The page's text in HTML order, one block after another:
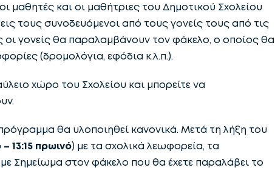
μαθητές και οι μαθήτριες του Δημοτικού Σχολείου
τους συνοδευόμενοι από τους γονείς τους από τις
οι γονείς θα παραλαμβάνουν τον φάκελο, ο οποίος θα
(δρομολόγια, εφόδια κ.λ.π.).
χώρο του Σχολείου και μπορείτε να
θα υλοποιηθεί κανονικά. Μετά τη λήξη του
13:15 πρωινό) με τα σχολικά λεωφορεία, τα
Σημείωμα στον φάκελο που θα έχετε παραλάβει το